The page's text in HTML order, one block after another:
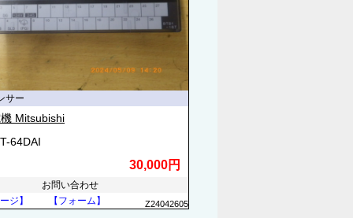
サー
Mitsubishi
64DAI
30,000円
お問い合わせ
ジ】
【フォーム】 Z24042605